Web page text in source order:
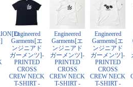
ロ
Engineered
Garments[エ
ンジニアド
ガーメンツ]-
PRINTED
CROSS
CREW NECK
T-SHIRT -
Engineered
Garments[エ
ンジニアド
ガーメンツ]-
PRINTED
CROSS
CREW NECK
T-SHIRT -
Engineered
Garments[エ
ンジニアド
ガーメンツ]-
PRINTED
CROSS
CREW NECK
T-SHIRT -